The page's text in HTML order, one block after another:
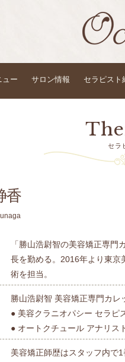
ュー サロン情報 セラピスト
セラ
香
「勝山浩尉智の美容矯正専
長を勤める。2016年より東京
術を担当。
勝山浩尉智 美容矯正専門カレ
● 美容クラニオパシー セラピ
● オートクチュール アナリス
美容矯正師歴はスタッフ内で